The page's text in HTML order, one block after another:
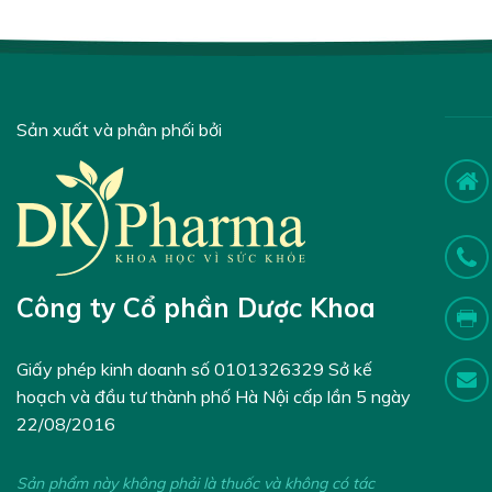
Sản xuất và phân phối bởi
Công ty Cổ phần Dược Khoa
Giấy phép kinh doanh số 0101326329 Sở kế
hoạch và đầu tư thành phố Hà Nội cấp lần 5 ngày
22/08/2016
Sản phẩm này không phải là thuốc và không có tác